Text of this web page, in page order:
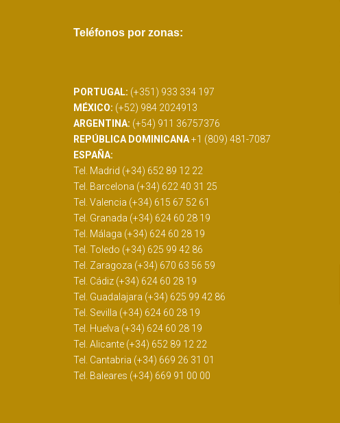
Teléfonos por zonas:
PORTUGAL: (+351) 933 334 197
MÉXICO: (+52) 984 2024913
ARGENTINA: (+54) 911 36757376
REPÚBLICA DOMINICANA+1 (809) 481-7087
ESPAÑA:
Tel. Madrid (+34) 652 89 12 22
Tel. Barcelona (+34) 622 40 31 25
Tel. Valencia (+34) 615 67 52 61
Tel. Granada (+34) 624 60 28 19
Tel. Málaga (+34) 624 60 28 19
Tel. Toledo (+34) 625 99 42 86
Tel. Zaragoza (+34) 670 63 56 59
Tel. Cádiz (+34) 624 60 28 19
Tel. Guadalajara (+34) 625 99 42 86
Tel. Sevilla (+34) 624 60 28 19
Tel. Huelva (+34) 624 60 28 19
Tel. Alicante (+34) 652 89 12 22
Tel. Cantabria (+34) 669 26 31 01
Tel. Baleares (+34) 669 91 00 00